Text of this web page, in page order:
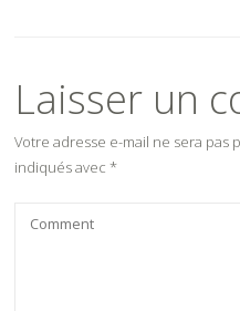
Laisser un
Votre adresse e-mail ne sera pas
indiqués avec*